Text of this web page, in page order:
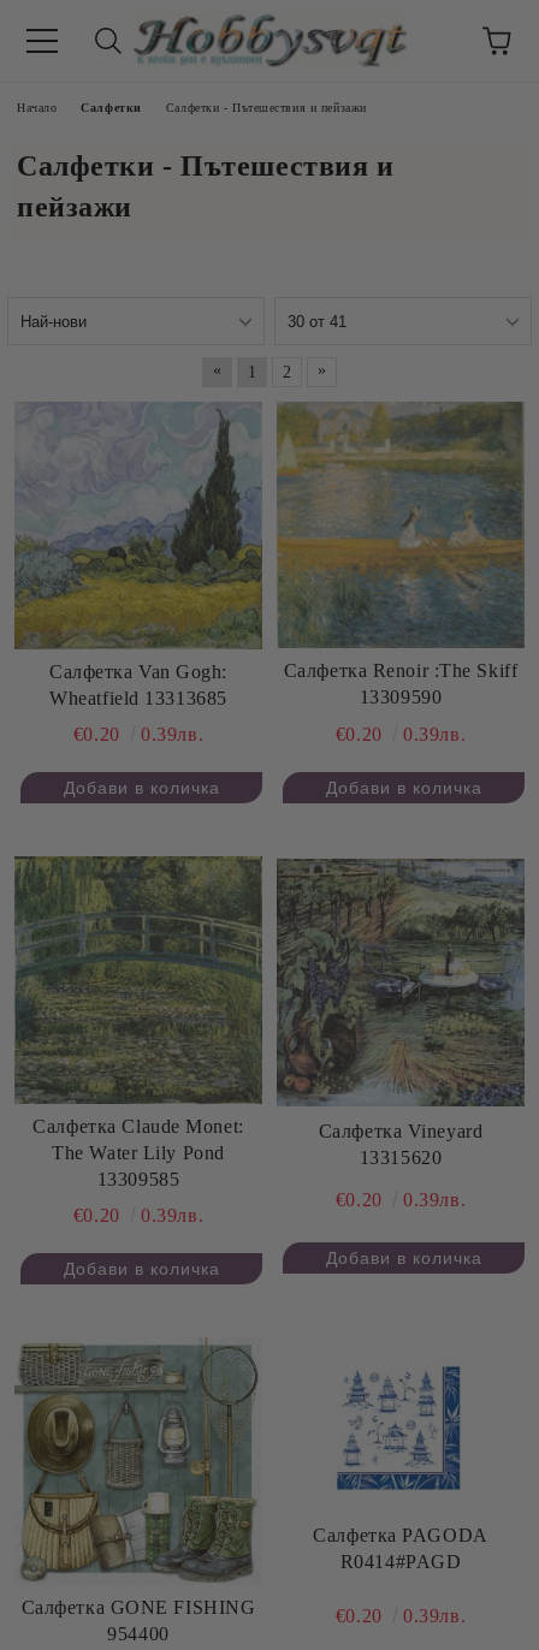
Начало Салфетки Салфетки - Пътешествия и пейзажи
Салфетки - Пътешествия и
пейзажи
« 1 2 »
Салфетка Van Gogh:
Wheatfield 13313685
€0.20
0.39лв.
Салфетка Renoir :The Skiff
13309590
€0.20
0.39лв.
Салфетка Claude Monet:
The Water Lily Pond
13309585
€0.20
0.39лв.
Салфетка Vineyard
13315620
€0.20 0.39лв.
Салфетка GONE FISHING
954400
Салфетка PAGODA
R0414#PAGD
€0.20 0.39лв.